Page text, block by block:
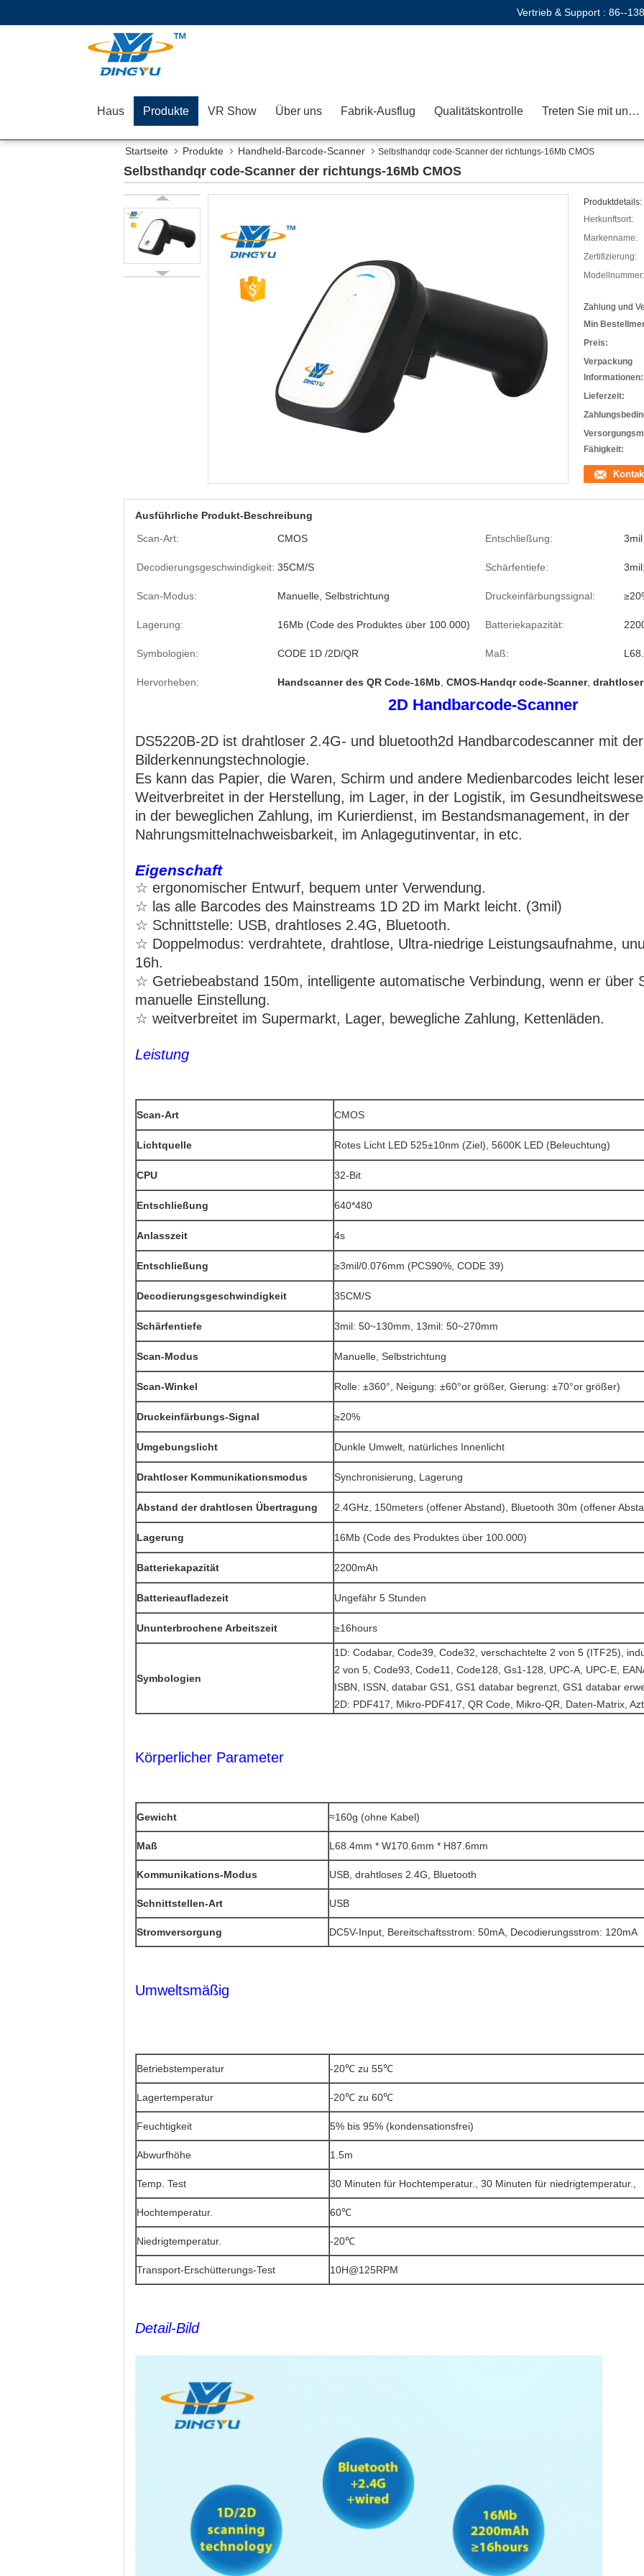
Vertrieb & Support : 86--
Haus Produkte VR Show Über uns Fabrik-Ausflug Qualitätskontrolle Treten Sie mit uns in Verbindung
Startseite Produkte Handheld-Barcode-Scanner Selbsthandqr code-Scanner der richtungs-16Mb CMOS
Selbsthandqr code-Scanner der richtungs-16Mb CMOS
Produktdetails:
Herkunftsort:
Markenname:
Zertifizierung:
Modellnummer:
Zahlung und
Min
Preis:
Verpackung
Informationen:
Lieferzeit:
Fähigkeit:
Ausführliche Produkt-Beschreibung
Scan-Art:
CMOS Entschließung: 3mil
Decodierungsgeschwindigkeit: 35CM/S Schärfentiefe:
Scan-Modus: Manuelle, Selbstrichtung Druckeinfärbungssignal:
Lagerung: 16Mb (Code des Produktes über 100.000) Batteriekapazität:
Symbologien: CODE 1D /2D/QR Maß:
Hervorheben: Handscanner des QR Code-16Mb CMOS-Handqr code-Scanner,
2D Handbarcode-Scanner
DS5220B-2D ist drahtloser 2.4G- und bluetooth2d Handbarcodescanner mit
Bilderkennungstechnologie.
Es kann das Papier, die Waren, Schirm und andere Medienbarcodes leicht
Weitverbreitet in der Herstellung, im Lager, in der Logistik, im
in der beweglichen Zahlung, im Kurierdienst, im Bestandsmanagement, in der
Nahrungsmittelnachweisbarkeit, im Anlagegutinventar, in etc.
Eigenschaft
☆ ergonomischer Entwurf, bequem unter Verwendung.
☆ las alle Barcodes des Mainstreams 1D 2D im Markt leicht. (3mil)
☆ Schnittstelle: USB, drahtloses 2.4G, Bluetooth.
☆ Doppelmodus: verdrahtete, drahtlose, Ultra-niedrige Leistungsaufnahme,
16h.
☆ Getriebeabstand 150m, intelligente automatische Verbindung, wenn er über
manuelle Einstellung.
☆ weitverbreitet im Supermarkt, Lager, bewegliche Zahlung, Kettenläden.
Leistung
Scan-Art CMOS
Lichtquelle Rotes Licht LED 525±10nm (Ziel), 5600K LED (Beleuchtung)
CPU 32-Bit
Entschließung 640*480
Anlasszeit 4s
Entschließung ≥3mil/0.076mm (PCS90%, CODE 39)
Decodierungsgeschwindigkeit 35CM/S
Schärfentiefe 3mil: 50~130mm, 13mil: 50~270mm
Scan-Modus Manuelle, Selbstrichtung
Scan-Winkel Rolle: ±360°, Neigung: ±60°or größer, Gierung: ±70°or größer)
Druckeinfärbungs-Signal ≥20%
Umgebungslicht Dunkle Umwelt, natürliches Innenlicht
Drahtloser Kommunikationsmodus Synchronisierung, Lagerung
Abstand der drahtlosen Übertragung 2.4GHz, 150meters (offener Abstand), Bluetooth 30m (offener
Lagerung 16Mb (Code des Produktes über 100.000)
Batteriekapazität 2200mAh
Batterieaufladezeit Ungefähr 5 Stunden
Ununterbrochene Arbeitszeit ≥16hours
Symbologien
1D: Codabar, Code39, Code32, verschachtelte 2 von 5 (ITF25),
2 von 5, Code93, Code11, Code128, Gs1-128, UPC-A, UPC-E,
ISBN, ISSN, databar GS1, GS1 databar begrenzt, GS1 databar
2D: PDF417, Mikro-PDF417, QR Code, Mikro-QR, Daten-Matrix,
Körperlicher Parameter
Gewicht ≈160g (ohne Kabel)
Maß L68.4mm * W170.6mm * H87.6mm
Kommunikations-Modus USB, drahtloses 2.4G, Bluetooth
Schnittstellen-Art USB
Stromversorgung DC5V-Input, Bereitschaftsstrom: 50mA, Decodierungsstrom: 120mA
Umweltsmäßig
Betriebstemperatur -20℃ zu 55℃
Lagertemperatur -20℃ zu 60℃
Feuchtigkeit 5% bis 95% (kondensationsfrei)
Abwurfhöhe 1.5m
Temp. Test 30 Minuten für Hochtemperatur., 30 Minuten für niedrigtemperatur.,
Hochtemperatur. 60℃
Niedrigtemperatur. -20℃
Transport-Erschütterungs-Test 10H@125RPM
Detail-Bild